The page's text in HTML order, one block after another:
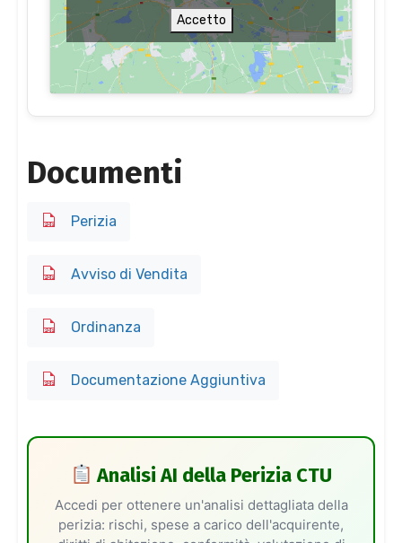
Accetto
Documenti
Perizia
Avviso di Vendita
Ordinanza
Documentazione Aggiuntiva
Analisi AI della Perizia CTU
Accedi per ottenere un'analisi dettagliata della
perizia: rischi, spese a carico dell'acquirente,